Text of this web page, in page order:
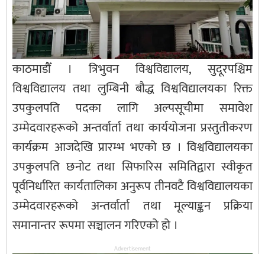
काठमाडौँ । त्रिभुवन विश्वविद्यालय, सुदूरपश्चिम
विश्वविद्यालय तथा लुम्बिनी बौद्ध विश्वविद्यालयका रिक्त
उपकुलपति पदका लागि अल्पसूचीमा समावेश
उम्मेदवारहरूको अन्तर्वार्ता तथा कार्ययोजना प्रस्तुतीकरण
कार्यक्रम आजदेखि प्रारम्भ भएको छ । विश्वविद्यालयका
उपकुलपति छनोट तथा सिफारिस समितिद्वारा स्वीकृत
पूर्वनिर्धारित कार्यतालिका अनुरूप तीनवटै विश्वविद्यालयका
उम्मेदवारहरूको अन्तर्वार्ता तथा मूल्याङ्कन प्रक्रिया
समानान्तर रूपमा सञ्चालन गरिएको हो ।
Advertisement